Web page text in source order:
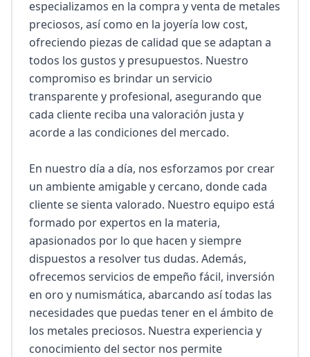
especializamos en la compra y venta de metales
preciosos, así como en la joyería low cost,
ofreciendo piezas de calidad que se adaptan a
todos los gustos y presupuestos. Nuestro
compromiso es brindar un servicio
transparente y profesional, asegurando que
cada cliente reciba una valoración justa y
acorde a las condiciones del mercado.
En nuestro día a día, nos esforzamos por crear
un ambiente amigable y cercano, donde cada
cliente se sienta valorado. Nuestro equipo está
formado por expertos en la materia,
apasionados por lo que hacen y siempre
dispuestos a resolver tus dudas. Además,
ofrecemos servicios de empeño fácil, inversión
en oro y numismática, abarcando así todas las
necesidades que puedas tener en el ámbito de
los metales preciosos. Nuestra experiencia y
conocimiento del sector nos permite